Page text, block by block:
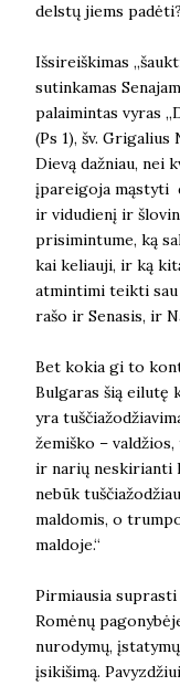
delstų jiems
Išsireiškimas
sutinkamas
palaimintas vyras
(Ps 1), šv.
Dievą dažniau, nei
įpareigoja mąstyti
ir vidudienį ir
prisimintume, ką
kai keliauji, ir ką
atmintimi teikti sau
rašo ir Senasis, ir
Bet kokia gi to
Bulgaras šią eilutę
yra
žemiško –
ir narių neskirianti
nebūk
maldomis, o
maldoje.“
Pirmiausia
Romėnų
nurodymų,
įsikišimą.